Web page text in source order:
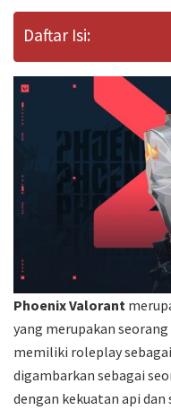
Daftar Isi:
Phoenix Valorant
yang merupakan
memiliki roleplay
digambarkan sebagai
dengan kekuatan api